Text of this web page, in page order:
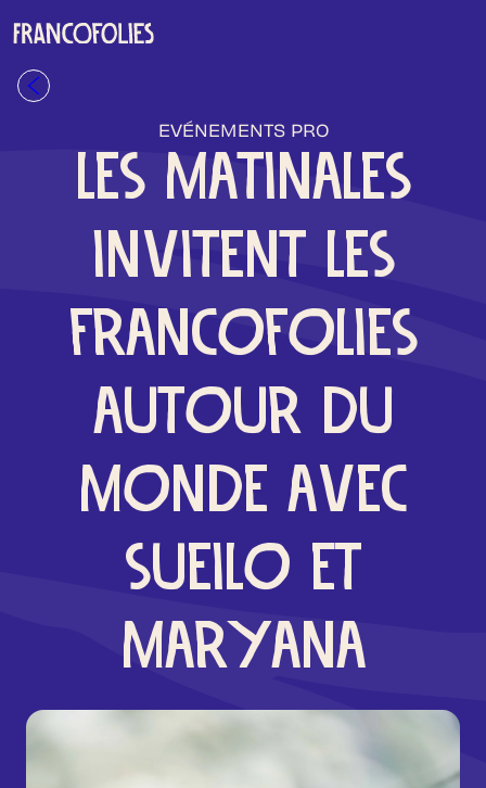
Retour à la liste
EVÉNEMENTS PRO
LES MATINALES
INVITENT LES
FRANCOFOLIES
AUTOUR DU
MONDE AVEC
SUEILO ET
MARYANA